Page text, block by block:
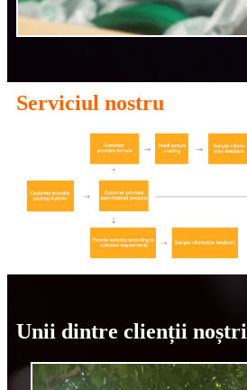
Serviciul nostru
Unii dintre clienții noștri